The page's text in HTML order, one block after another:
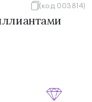
(код 003814)